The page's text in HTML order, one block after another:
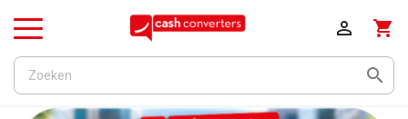

shopping_cart

Menu